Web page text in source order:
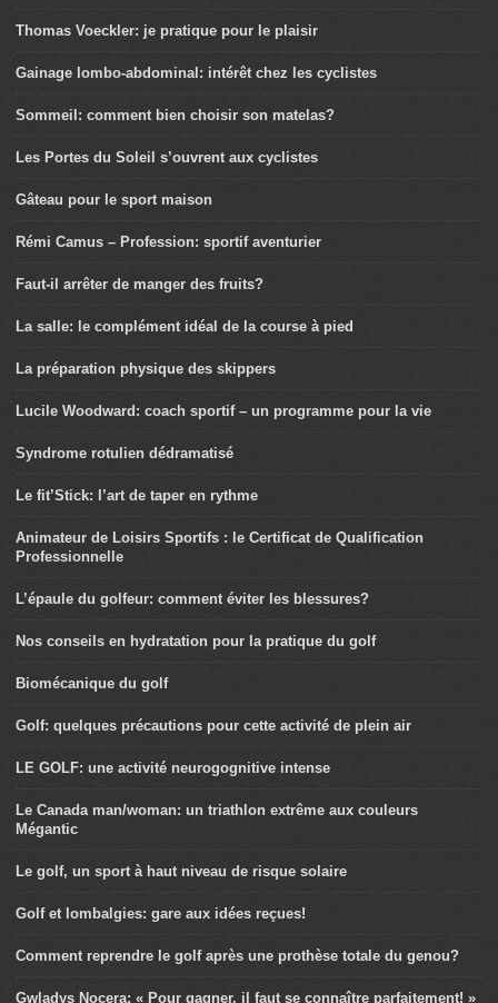
Thomas Voeckler: je pratique pour le plaisir
Gainage lombo-abdominal: intérêt chez les cyclistes
Sommeil: comment bien choisir son matelas?
Les Portes du Soleil s’ouvrent aux cyclistes
Gâteau pour le sport maison
Rémi Camus – Profession: sportif aventurier
Faut-il arrêter de manger des fruits?
La salle: le complément idéal de la course à pied
La préparation physique des skippers
Lucile Woodward: coach sportif – un programme pour la vie
Syndrome rotulien dédramatisé
Le fit’Stick: l’art de taper en rythme
Animateur de Loisirs Sportifs : le Certificat de Qualification
Professionnelle
L’épaule du golfeur: comment éviter les blessures?
Nos conseils en hydratation pour la pratique du golf
Biomécanique du golf
Golf: quelques précautions pour cette activité de plein air
LE GOLF: une activité neurogognitive intense
Le Canada man/woman: un triathlon extrême aux couleurs
Mégantic
Le golf, un sport à haut niveau de risque solaire
Golf et lombalgies: gare aux idées reçues!
Comment reprendre le golf après une prothèse totale du genou?
Gwladys Nocera: « Pour gagner, il faut se connaître parfaitement! »